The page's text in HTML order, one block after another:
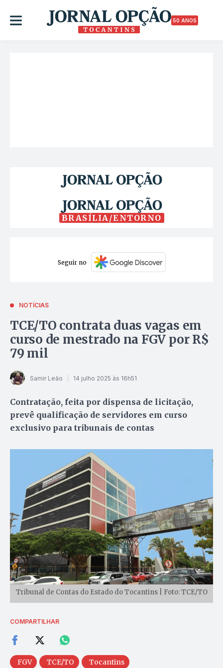
50 ANOS
BRASÍLIA/ENTORNO
Seguir no
NOTÍCIAS
TCE/TO contrata duas vagas em
curso de mestrado na FGV por R$
79 mil
Samir Leão 14 julho 2025 às 16h51
Contratação, feita por dispensa de licitação,
prevê qualificação de servidores em curso
exclusivo para tribunais de contas
Tribunal de Contas do Estado do Tocantins | Foto: TCE/TO
COMPARTILHAR
FGV TCE/TO Tocantins